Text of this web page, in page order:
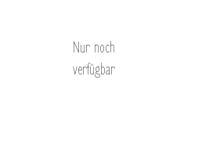
Nur noch
verfügbar